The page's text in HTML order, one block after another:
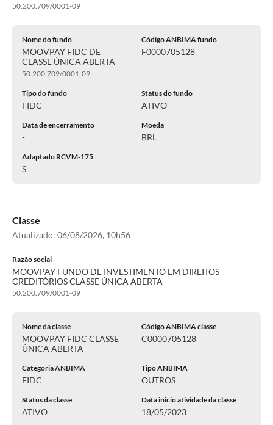
50.200.709/0001-09
Nome do fundo
MOOVPAY FIDC DE
CLASSE ÚNICA ABERTA
50.200.709/0001-09
Código ANBIMA fundo
F0000705128
Tipo do fundo
FIDC
Status do fundo
ATIVO
Data de encerramento
-
Moeda
BRL
Adaptado RCVM-175
S
Classe
Atualizado: 06/08/2026, 10h56
Razão social
MOOVPAY FUNDO DE INVESTIMENTO EM DIREITOS
CREDITÓRIOS CLASSE ÚNICA ABERTA
50.200.709/0001-09
Nome da classe
MOOVPAY FIDC CLASSE
ÚNICA ABERTA
Código ANBIMA classe
C0000705128
Categoria ANBIMA
FIDC
Tipo ANBIMA
OUTROS
Status da classe
ATIVO
Data inicio atividade da classe
18/05/2023